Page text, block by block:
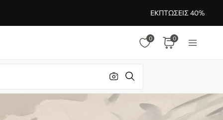
ΕΚΠΤΏΣΕΙΣ 40%
0 0